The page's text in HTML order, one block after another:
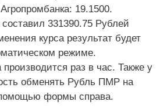
19.1500.
331390.75 Рублей
курса результат будет
режиме.
раз в час. Также у
обменять Рубль ПМР на
формы справа.